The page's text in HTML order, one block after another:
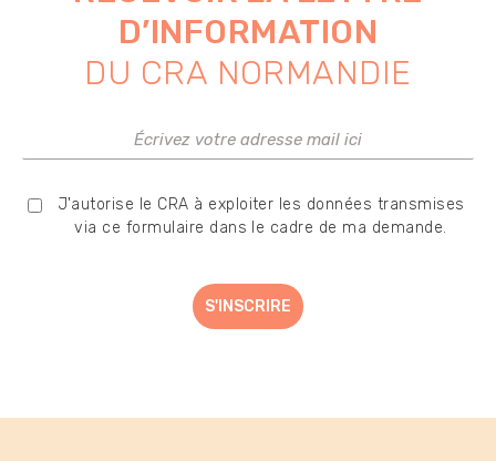
D’INFORMATION
DU CRA NORMANDIE
J'autorise le CRA à exploiter les données transmises
via ce formulaire dans le cadre de ma demande.